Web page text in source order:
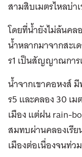
สามสิบเมตรไหลบ่า
โดยที่น้ำยังไม่ล้นคล
น้ำหลากมาจากสะเ
ร1 เป็นสัญญาณการ
น้ำจากเขาคอหงส์
ร5 และคลอง 30 เ
เมือง แต่ฝน rain-
สมทบผ่านคลองเรี
เมืองต่อเนื่องจนท่ว